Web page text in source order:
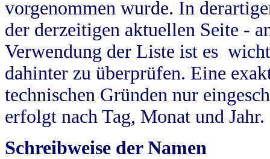
vorgenommen wurde. In
der derzeitigen aktuellen Seite -
Verwendung der Liste ist es
dahinter zu überprüfen. Eine
technischen Gründen nur
erfolgt nach Tag, Monat und Jahr.
Schreibweise der Namen